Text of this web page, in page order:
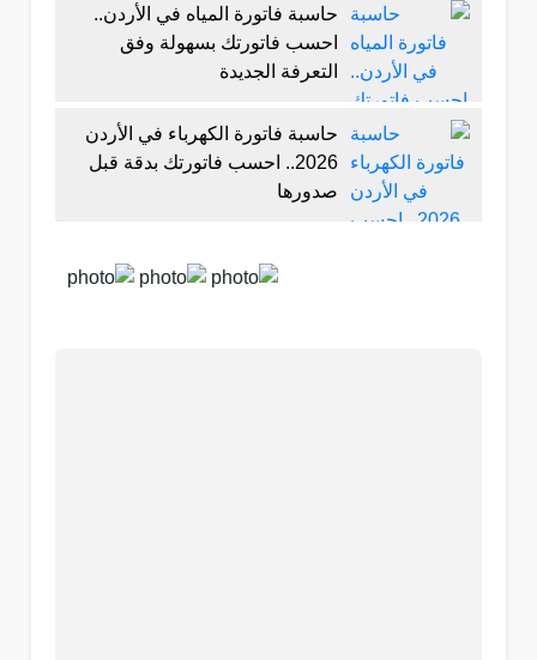
حاسبة فاتورة المياه في الأردن..
احسب فاتورتك بسهولة وفق
التعرفة الجديدة
حاسبة فاتورة الكهرباء في الأردن
2026.. احسب فاتورتك بدقة قبل
صدورها